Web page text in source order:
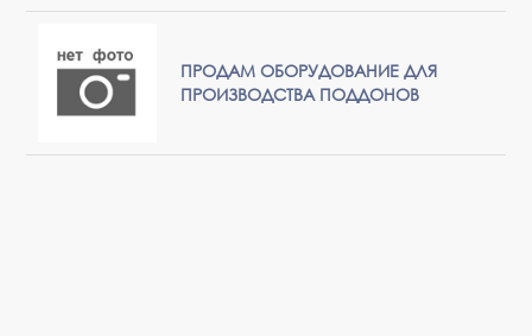
ПРОДАМ ОБОРУДОВАНИЕ ДЛЯ
ПРОИЗВОДСТВА ПОДДОНОВ